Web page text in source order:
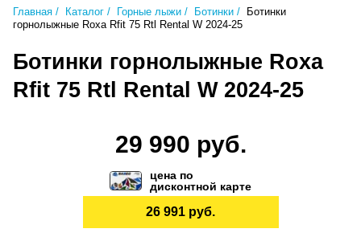
Главная Каталог Горные лыжи Ботинки
Ботинки
горнолыжные Roxa Rfit 75 Rtl Rental W 2024-25
Ботинки горнолыжные Roxa
Rfit 75 Rtl Rental W 2024-25
29 990 руб.
цена по
дисконтной карте
26 991 руб.